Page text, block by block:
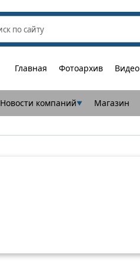
Главная Фотоархив Видео
Новости компаний▼ Магазин